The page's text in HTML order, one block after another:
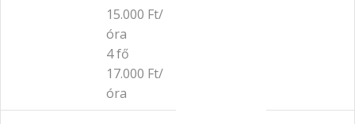
15.000 Ft/
óra
4 fő
17.000 Ft/
óra